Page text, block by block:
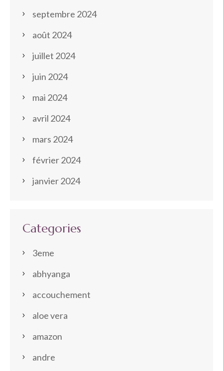
septembre 2024
août 2024
juillet 2024
juin 2024
mai 2024
avril 2024
mars 2024
février 2024
janvier 2024
Categories
3eme
abhyanga
accouchement
aloe vera
amazon
andre